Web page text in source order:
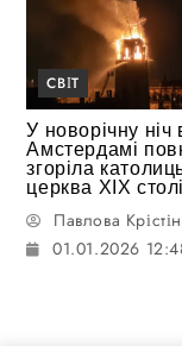
СВІТ
У новорічну ніч
Амстердамі
згоріла
церква XIX
Павлова
01.01.2026